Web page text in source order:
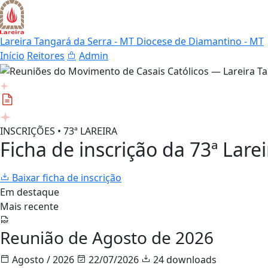
Lareira Tangará da Serra - MT Diocese de Diamantino - MT
Início Reitores Admin
INSCRIÇÕES • 73ª LAREIRA
Ficha de inscrição da 73ª
Baixar ficha de inscrição
Em destaque
Mais recente
Reunião de Agosto de 2026
Agosto / 2026 22/07/2026
24 downloads